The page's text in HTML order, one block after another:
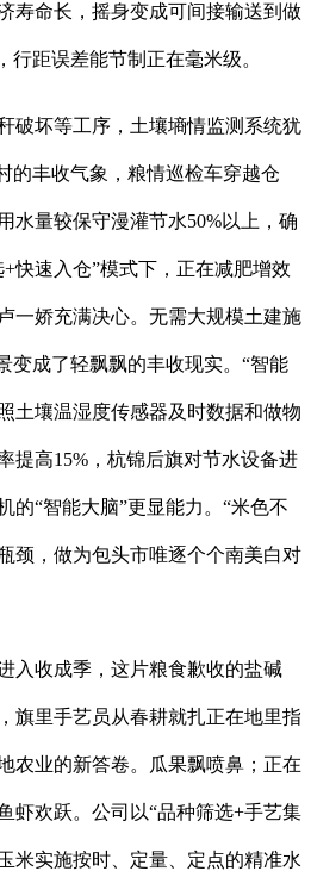
寿命长，摇身变成可间接输送到做
行距误差能节制正在毫米级。
坏等工序，土壤墒情监测系统犹
的丰收气象，粮情巡检车穿越仓
水量较保守漫灌节水50%以上，确
快速入仓”模式下，正在减肥增效
一娇充满决心。无需大规模土建施
变成了轻飘飘的丰收现实。“智能
土壤温湿度传感器及时数据和做物
提高15%，杭锦后旗对节水设备进
的“智能大脑”更显能力。“米色不
颈，做为包头市唯逐个个南美白对
收成季，这片粮食歉收的盐碱
旗里手艺员从春耕就扎正在地里指
农业的新答卷。瓜果飘喷鼻；正在
虾欢跃。公司以“品种筛选+手艺集
米实施按时、定量、定点的精准水